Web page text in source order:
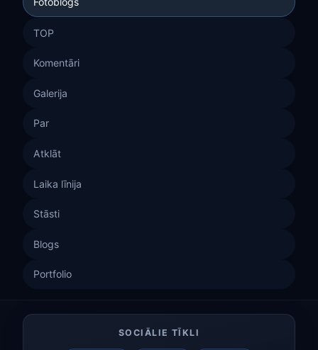
TOP
Komentāri
Galerija
Par
Atklāt
Laika līnija
Stāsti
Blogs
Portfolio
SOCIĀLIE TĪKLI